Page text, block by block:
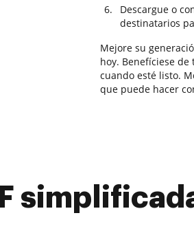
Descargue o
destinatarios
Mejore su
hoy. Benefíciese
cuando esté listo.
que puede hacer